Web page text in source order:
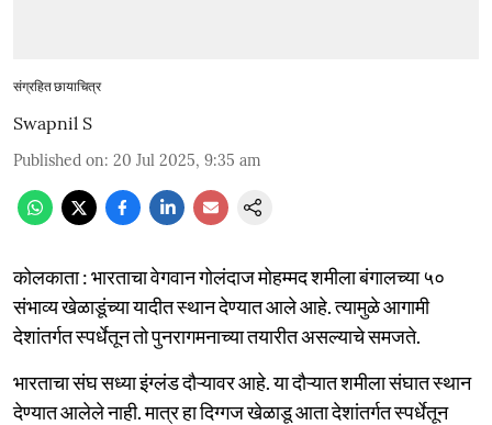
संग्रहित छायाचित्र
Swapnil S
Published on: 20 Jul 2025, 9:35 am
कोलकाता : भारताचा वेगवान गोलंदाज मोहम्मद शमीला बंगालच्या ५०
संभाव्य खेळाडूंच्या यादीत स्थान देण्यात आले आहे. त्यामुळे आगामी
देशांतर्गत स्पर्धेतून तो पुनरागमनाच्या तयारीत असल्याचे समजते.
भारताचा संघ सध्या इंग्लंड दौऱ्यावर आहे. या दौऱ्यात शमीला संघात स्थान
देण्यात आलेले नाही. मात्र हा दिग्गज खेळाडू आता देशांतर्गत स्पर्धेतून